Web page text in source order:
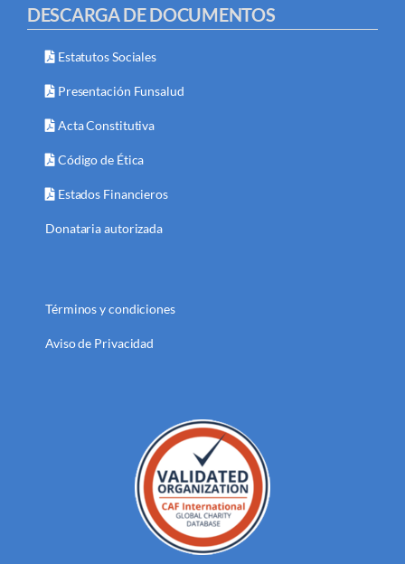
DESCARGA DE DOCUMENTOS
Estatutos Sociales
Presentación Funsalud
Acta Constitutiva
Código de Ética
Estados Financieros
Donataria autorizada
Términos y condiciones
Aviso de Privacidad